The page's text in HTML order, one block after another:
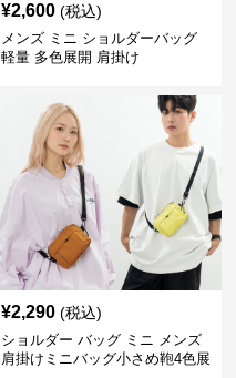
¥2,600 (税込)
メンズ ミニ ショルダーバッグ
軽量 多色展開 肩掛け
¥2,290 (税込)
ショルダー バッグ ミニ メンズ
肩掛けミニバッグ小さめ鞄4色展